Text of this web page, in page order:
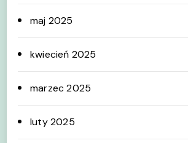
maj 2025
kwiecień 2025
marzec 2025
luty 2025